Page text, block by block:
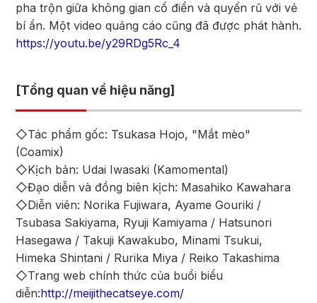
pha trộn giữa không gian cổ điển và quyến rũ với vẻ
bí ẩn. Một video quảng cáo cũng đã được phát hành.
https://youtu.be/y29RDg5Rc_4
[Tổng quan về hiệu năng]
◇Tác phẩm gốc: Tsukasa Hojo, "Mắt mèo"
(Coamix)
◇Kịch bản: Udai Iwasaki (Kamomental)
◇Đạo diễn và đồng biên kịch: Masahiko Kawahara
◇Diễn viên: Norika Fujiwara, Ayame Gouriki /
Tsubasa Sakiyama, Ryuji Kamiyama / Hatsunori
Hasegawa / Takuji Kawakubo, Minami Tsukui,
Himeka Shintani / Rurika Miya / Reiko Takashima
◇Trang web chính thức của buổi biểu
diễn:http://meijithecatseye.com/